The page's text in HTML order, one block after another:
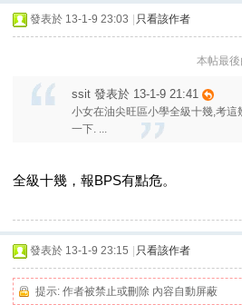
發表於 13-1-9 23:03 只看該作者
本帖最
ssit 發表於 13-1-9 21:41
小女在油尖旺區小學全級十幾,考
一下. ...
全級十幾，報BPS有點危。
發表於 13-1-9 23:15 只看該作者
提示: 作者被禁止或刪除 內容自動屏蔽